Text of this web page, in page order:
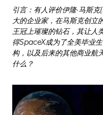
引言：有人评价伊隆·马斯
大的企业家，在马斯克创立
王冠上璀璨的钻石，其让人
得SpaceX成为了全美毕业
构，以及后来的其他商业航
什么？